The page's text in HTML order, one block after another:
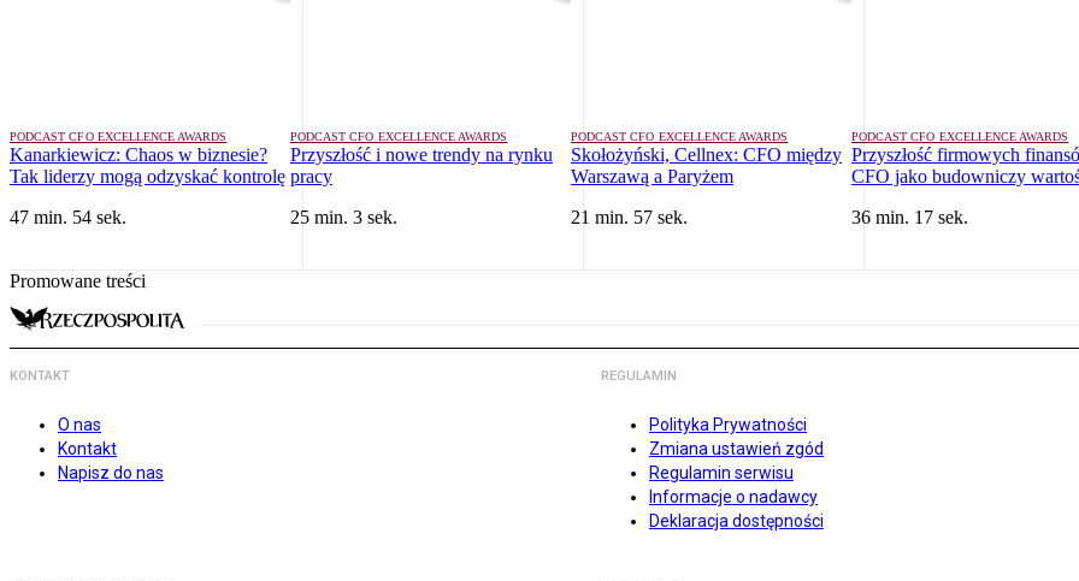
PODCAST CFO EXCELLENCE AWARDS
Kanarkiewicz: Chaos w biznesie?
Tak liderzy mogą odzyskać kontrolę
47 min. 54 sek.
PODCAST CFO EXCELLENCE AWARDS
Przyszłość i nowe trendy na rynku
pracy
25 min. 3 sek.
PODCAST CFO EXCELLENCE AWARDS
Skołożyński, Cellnex: CFO między
Warszawą a Paryżem
21 min. 57 sek.
PODCAST CFO EXCELLENCE AWARDS
Przyszłość firmowych
CFO jako budowniczy
36 min. 17 sek.
Promowane treści
KONTAKT
O nas
Kontakt
Napisz do nas
REGULAMIN
Polityka Prywatności
Zmiana ustawień zgód
Regulamin serwisu
Informacje o nadawcy
Deklaracja dostępności